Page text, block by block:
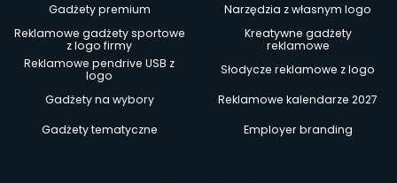
Gadżety premium
Narzędzia z własnym logo
Reklamowe gadżety sportowe
z logo firmy
Kreatywne gadżety
reklamowe
Reklamowe pendrive USB z
logo
Słodycze reklamowe z logo
Gadżety na wybory
Reklamowe kalendarze 2027
Gadżety tematyczne
Employer branding